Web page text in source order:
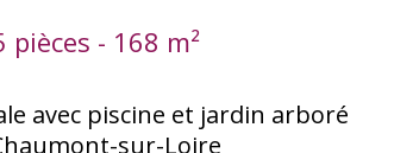
pièces - 168 m²
avec piscine et jardin arboré
sur-Loire